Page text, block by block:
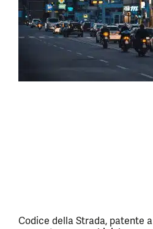
Codice della Strada, patente